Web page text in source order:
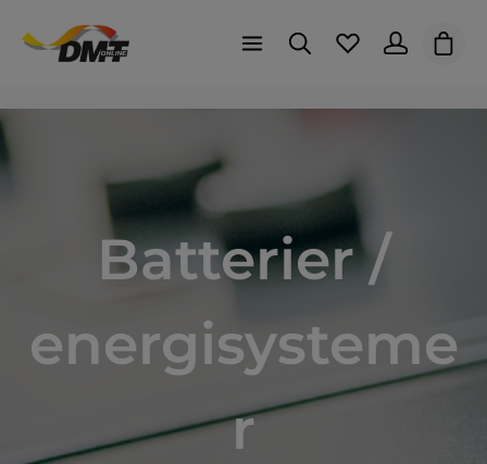
Batterier /
energisysteme
r